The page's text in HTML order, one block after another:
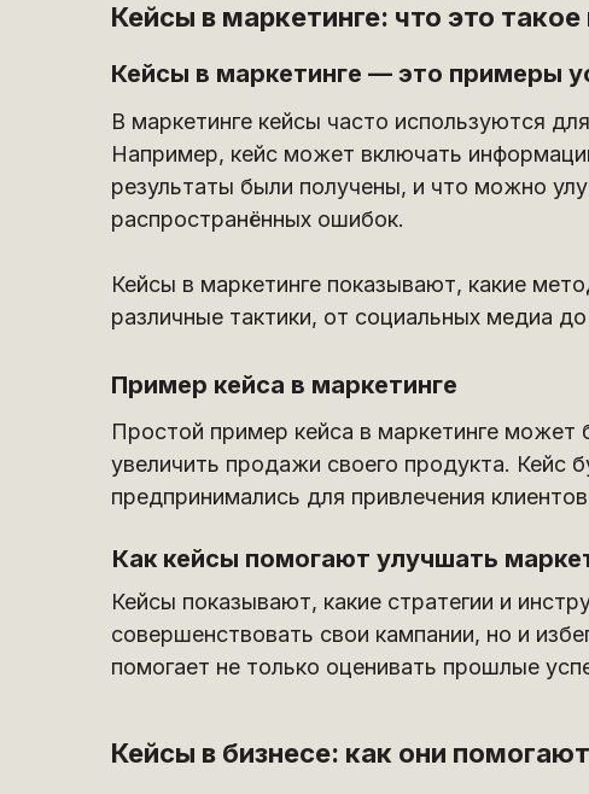
Кейсы в маркетинге: что это
Кейсы в маркетинге — это примеры
В маркетинге кейсы часто используются
Например, кейс может включать
результаты были получены, и что можно
распространённых ошибок.
Кейсы в маркетинге показывают, какие
различные тактики, от социальных медиа
Пример кейса в маркетинге
Простой пример кейса в маркетинге
увеличить продажи своего продукта. Кейс
предпринимались для привлечения
Как кейсы помогают улучшать
Кейсы показывают, какие стратегии и
совершенствовать свои кампании, но и
помогает не только оценивать прошлые
Кейсы в бизнесе: как они